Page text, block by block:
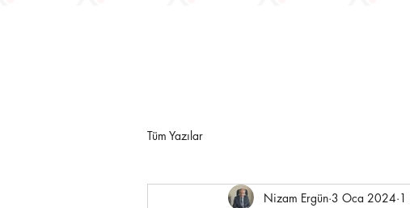
Tüm Yazılar
Nizam Ergün 3 Oca 2024 1